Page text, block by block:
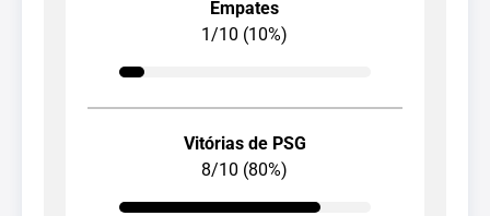
Empates
1/10 (10%)
Vitórias de PSG
8/10 (80%)